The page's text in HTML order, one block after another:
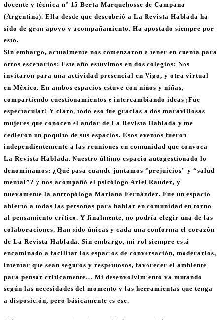
docente y técnica n° 15 Berta Marquehosse de Campana
(Argentina). Ella desde que descubrió a La Revista Hablada ha
sido de gran apoyo y acompañamiento. Ha apostado siempre por
esto.
Sin embargo, actualmente nos comenzaron a tener en cuenta para
otros escenarios: Este año estuvimos en dos colegios: Nos
invitaron para una actividad presencial en Vigo, y otra virtual
en México. En ambos espacios estuve con niños y niñas,
compartiendo cuestionamientos e intercambiando ideas ¡Fue
espectacular! Y claro, todo eso fue gracias a dos maravillosas
mujeres que conocen el andar de La Revista Hablada y me
cedieron un poquito de sus espacios. Esos eventos fueron
independientemente a las reuniones en comunidad que convoca
La Revista Hablada. Nuestro último espacio autogestionado lo
denominamos: ¿Qué pasa cuando juntamos “prejuicios” y “salud
mental”? y nos acompañó el psicólogo Ariel Raudez, y
nuevamente la antropóloga Mariana Fernández. Fue un espacio
abierto a todas las personas para hablar en comunidad en torno
al pensamiento crítico. Y finalmente, no podría elegir una de las
colaboraciones. Han sido únicas y cada una conforma el corazón
de La Revista Hablada. Sin embargo, mi rol siempre está
encaminado a facilitar los espacios de conversación, moderarlos,
intentar que sean seguros y respetuosos, favorecer el ambiente
para pensar críticamente… Mi desenvolvimiento va mutando
según las necesidades del momento y las herramientas que tenga
a disposición, pero básicamente es ese.